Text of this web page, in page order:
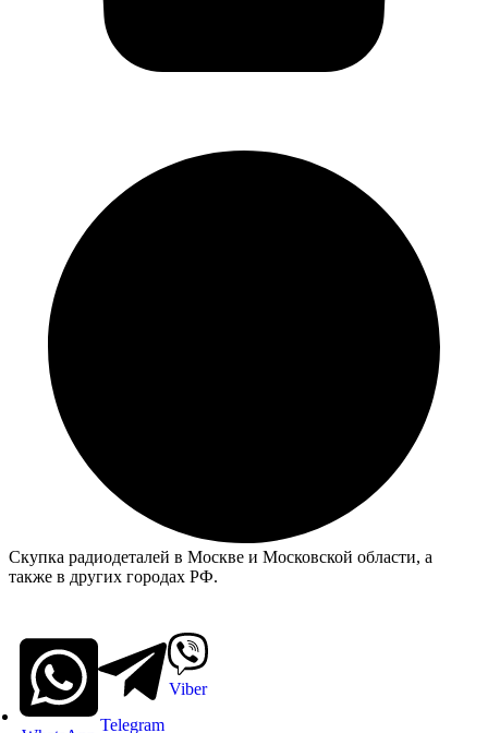
Скупка радиодеталей в Москве и Московской области, а
также в других городах РФ.
Telegram
Viber